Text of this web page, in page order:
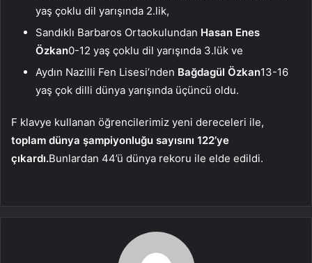
yaş çoklu dil yarışında 2.lik,
Sandıklı Barbaros Ortaokulundan Hasan Enes
Özkan0-12 yaş çoklu dil yarışında 3.lük ve
Aydın Nazilli Fen Lisesi’nden Bağdagül Özkan13-16
yaş çok dilli dünya yarışında üçüncü oldu.
F klavye kullanan öğrencilerimiz yeni dereceleri ile,
toplam dünya şampiyonluğu sayısını 122’ye
çıkardı.Bunlardan 44’ü dünya rekoru ile elde edildi.